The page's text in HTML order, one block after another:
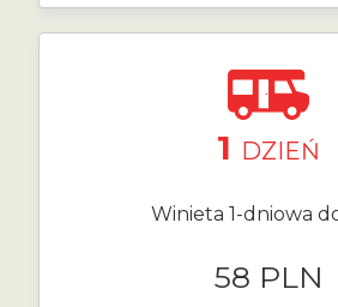
1 DZIEŃ
Winieta 1-dniowa
58 PLN